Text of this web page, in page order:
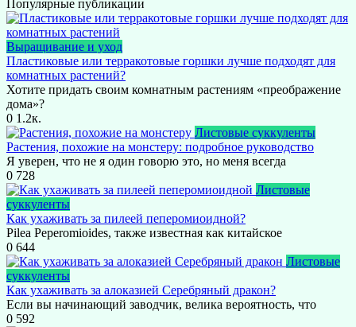
Популярные публикации
Выращивание и уход
Пластиковые или терракотовые горшки лучше подходят для
комнатных растений?
Хотите придать своим комнатным растениям «преображение
дома»?
0 1.2к.
Листовые суккуленты
Растения, похожие на монстеру: подробное руководство
Я уверен, что не я один говорю это, но меня всегда
0 728
Листовые
суккуленты
Как ухаживать за пилеей пеперомиоидной?
Pilea Peperomioides, также известная как китайское
0 644
Листовые
суккуленты
Как ухаживать за алоказией Серебряный дракон?
Если вы начинающий заводчик, велика вероятность, что
0 592